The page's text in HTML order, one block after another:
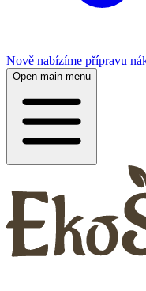
Nově nabízíme přípravu
Open main menu